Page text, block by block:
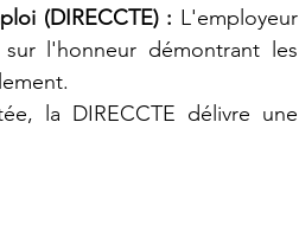
(DIRECCTE) : L'employeur
l'honneur démontrant les
la DIRECCTE délivre une